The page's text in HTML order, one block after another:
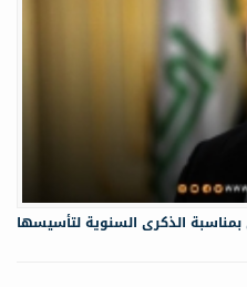
الذكرى السنوية لتأسيسها